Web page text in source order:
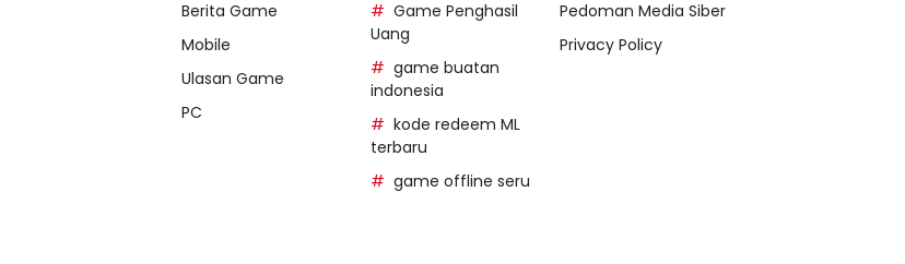
Berita Game
Mobile
Ulasan Game
PC
Game Penghasil
Uang
game buatan
indonesia
kode redeem ML
terbaru
game offline seru
Pedoman Media Siber
Privacy Policy